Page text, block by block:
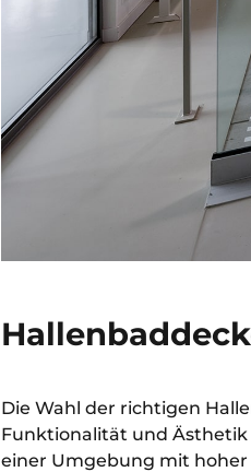
Die Wahl der richtigen
Funktionalität und Ästhetik
einer Umgebung mit